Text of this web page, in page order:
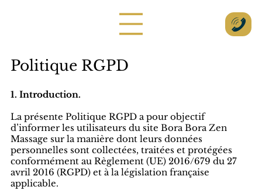
Politique RGPD
1. Introduction.
La présente Politique RGPD a pour objectif
d’informer les utilisateurs du site Bora Bora Zen
Massage sur la manière dont leurs données
personnelles sont collectées, traitées et protégées
conformément au Règlement (UE) 2016/679 du 27
avril 2016 (RGPD) et à la législation française
applicable.